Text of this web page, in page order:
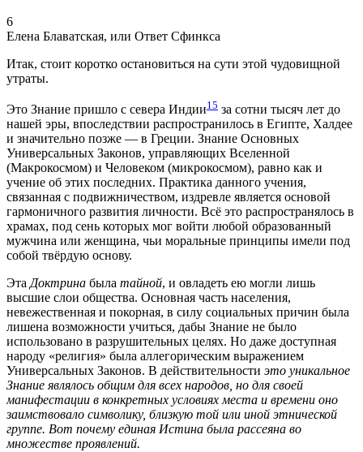
6
Елена Блаватская, или Ответ Сфинкса
Итак, стоит коротко остановиться на сути этой чудовищной
утраты.
Это Знание пришло с севера Индии15 за сотни тысяч лет до
нашей эры, впоследствии распространилось в Египте, Халдее
и значительно позже — в Греции. Знание Основных
Универсальных Законов, управляющих Вселенной
(Макрокосмом) и Человеком (микрокосмом), равно как и
учение об этих последних. Практика данного учения,
связанная с подвижничеством, издревле является основой
гармоничного развития личности. Всё это распространялось в
храмах, под сень которых мог войти любой образованный
мужчина или женщина, чьи моральные принципы имели под
собой твёрдую основу.
Эта Доктрина была тайной, и овладеть ею могли лишь
высшие слои общества. Основная часть населения,
невежественная и покорная, в силу социальных причин была
лишена возможности учиться, дабы Знание не было
использовано в разрушительных целях. Но даже доступная
народу «религия» была аллегорическим выражением
Универсальных Законов. В действительности это уникальное
Знание являлось общим для всех народов, но для своей
манифестации в конкретных условиях места и времени оно
заимствовало символику, близкую той или иной этнической
группе. Вот почему единая Истина была рассеяна во
множестве проявлений.